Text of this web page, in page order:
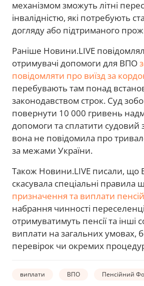
механізмом зможуть літні
інвалідністю, які потребують
догляду або підтриманого
Раніше Новини.LIVE
отримувачі допомоги для ВПО
повідомляти про виїзд за
перебувають там понад
законодавством строк. Суд
повернути 10 000 гривень
допомоги та сплатити судовий
вона не повідомила про
за межами України.
Також Новини.LIVE писали, що
скасувала спеціальні правила
призначення та виплати
набрання чинності переселенці
отримуватимуть пенсії та інші
виплати на загальних умовах,
перевірок чи окремих
виплати ВПО Пенсійний